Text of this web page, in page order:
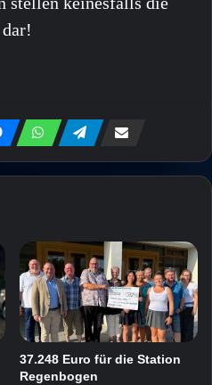
37.248 Euro für die Station
Regenbogen